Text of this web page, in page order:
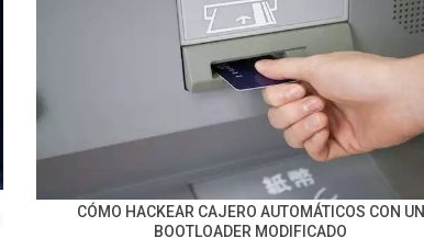
CÓMO HACKEAR CAJERO AUTOMÁTICOS CON UN
BOOTLOADER MODIFICADO